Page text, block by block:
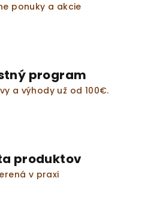
ponuky a akcie
program
a výhody už od 100€.
produktov
v praxi